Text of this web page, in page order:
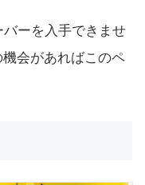
ーを入手できませ
会があればこのペ